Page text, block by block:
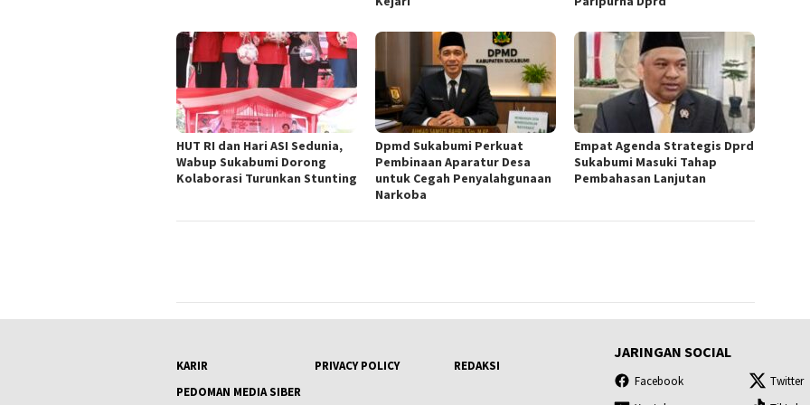
HUT RI dan Hari ASI Sedunia,
Wabup Sukabumi Dorong
Kolaborasi Turunkan Stunting
Dpmd Sukabumi Perkuat
Pembinaan Aparatur Desa
untuk Cegah Penyalahgunaan
Narkoba
Empat Agenda Strategis Dprd
Sukabumi Masuki Tahap
Pembahasan Lanjutan
KARIR PRIVACY POLICY
REDAKSI
PEDOMAN MEDIA SIBER
JARINGAN SOCIAL
Facebook Twitter